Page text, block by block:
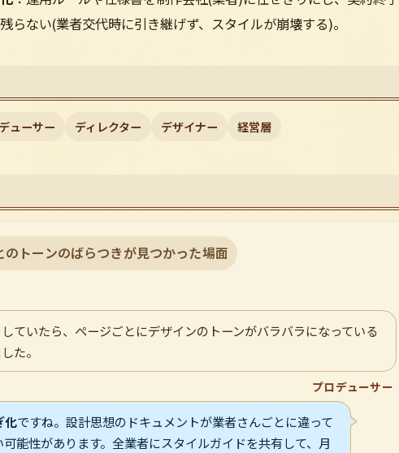
らない(業者交代時に引き継げず、スタイルが崩壊する)。
ューサー ディレクター デザイナー 経営層
トーンのばらつきが見つかった場面
ていたら、ページごとにデザインのトーンがバラバラになっている
た。
プロデューサー
化ですね。設計思想のドキュメントが業者さんごとに違って
能性があります。全業者にスタイルガイドを共有して、月